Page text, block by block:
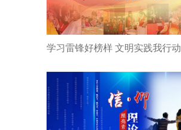
学习雷锋好榜样 文明实践我行动